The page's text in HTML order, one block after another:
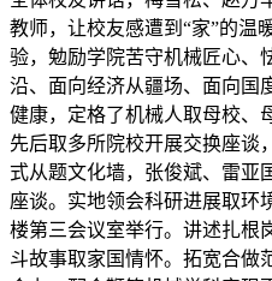
教师，让校友感遭到“家”的温
验，勉励学院苦守机械匠心、
沿、面向经济从疆场、面向国
健康，定格了机械人取母校、
先后取多所院校开展交换座谈
式从题文化墙，张俊斌、雷亚
座谈。实地领会科研进展取环
楼第三会议室举行。讲述扎根
斗故事取家国情怀。拓宽合做